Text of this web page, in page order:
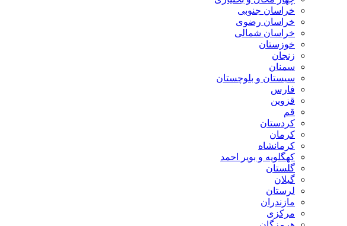
خراسان جنوبی
خراسان رضوی
خراسان شمالی
خوزستان
زنجان
سمنان
سیستان و بلوچستان
فارس
قزوین
قم
کردستان
کرمان
کرمانشاه
کهگلویه و بویر احمد
گلستان
گیلان
لرستان
مازندران
مرکزی